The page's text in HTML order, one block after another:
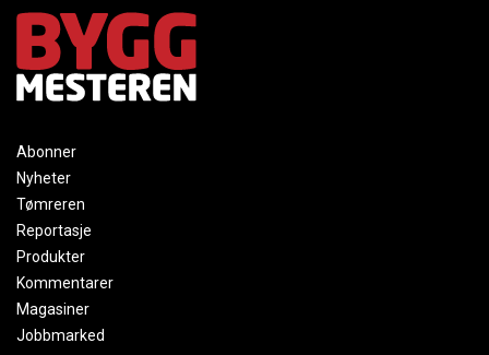
Abonner
Nyheter
Tømreren
Reportasje
Produkter
Kommentarer
Magasiner
Jobbmarked